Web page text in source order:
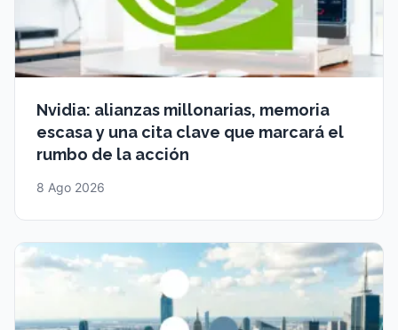
Nvidia: alianzas millonarias, memoria
escasa y una cita clave que marcará el
rumbo de la acción
8 Ago 2026